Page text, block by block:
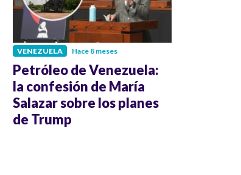
VENEZUELA Hace 8 meses
Petróleo de Venezuela:
la confesión de María
Salazar sobre los planes
de Trump